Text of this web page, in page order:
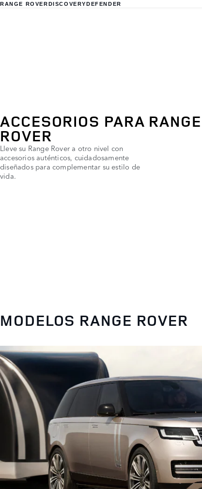
RANGE ROVERDISCOVERYDEFENDER
ACCESORIOS PARA RANGE
ROVER
Lleve su Range Rover a otro nivel con
accesorios auténticos, cuidadosamente
diseñados para complementar su estilo de
vida.
MODELOS RANGE ROVER